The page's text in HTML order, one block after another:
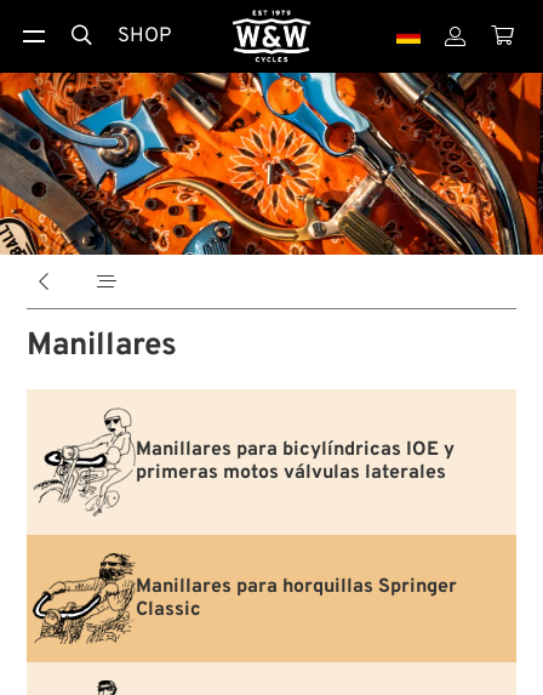
 SHOP  
 
Manillares
Manillares para bicylíndricas IOE y
primeras motos válvulas laterales
Manillares para horquillas Springer
Classic